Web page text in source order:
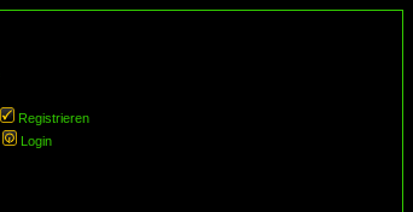
Registrieren
Login